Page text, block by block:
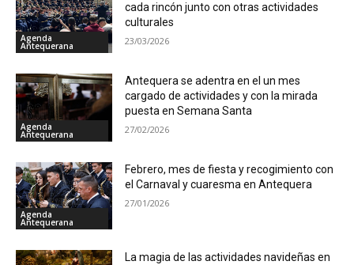
Agenda
Antequerana
cada rincón junto con otras actividades
culturales
23/03/2026
Agenda
Antequerana
Antequera se adentra en el un mes
cargado de actividades y con la mirada
puesta en Semana Santa
27/02/2026
Agenda
Antequerana
Febrero, mes de fiesta y recogimiento con
el Carnaval y cuaresma en Antequera
27/01/2026
La magia de las actividades navideñas en